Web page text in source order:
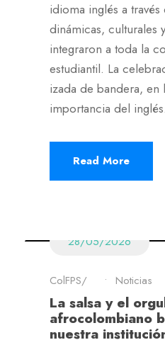
idioma inglés a
dinámicas, culturales
integraron a toda la
estudiantil. La
izada de bandera, en
importancia del
Read More
28/05/2026
ColFPS • Noticias
La salsa y el
afrocolombiano
nuestra